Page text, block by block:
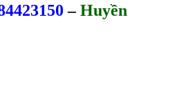
–Huyền